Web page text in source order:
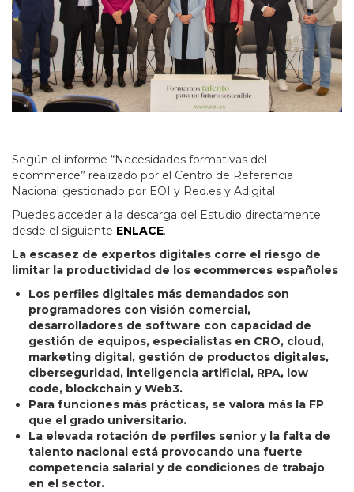
Según el informe “Necesidades formativas del
ecommerce” realizado por el Centro de Referencia
Nacional gestionado por EOI y Red.es y Adigital
Puedes acceder a la descarga del Estudio directamente
desde el siguiente ENLACE.
La escasez de expertos digitales corre el riesgo de
limitar la productividad de los ecommerces españoles
Los perfiles digitales más demandados son
programadores con visión comercial,
desarrolladores de software con capacidad de
gestión de equipos, especialistas en CRO, cloud,
marketing digital, gestión de productos digitales,
ciberseguridad, inteligencia artificial, RPA, low
code, blockchain y Web3.
Para funciones más prácticas, se valora más la FP
que el grado universitario.
La elevada rotación de perfiles senior y la falta de
talento nacional está provocando una fuerte
competencia salarial y de condiciones de trabajo
en el sector.